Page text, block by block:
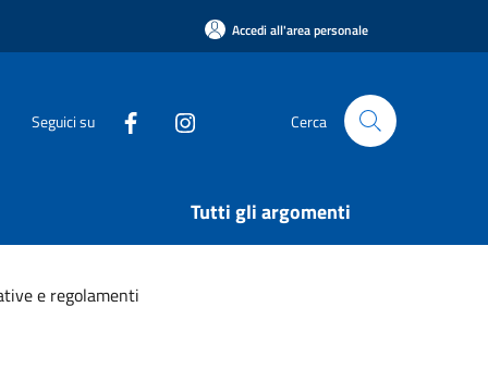
Accedi all'area personale
Seguici su Cerca
Tutti gli argomenti
e regolamenti